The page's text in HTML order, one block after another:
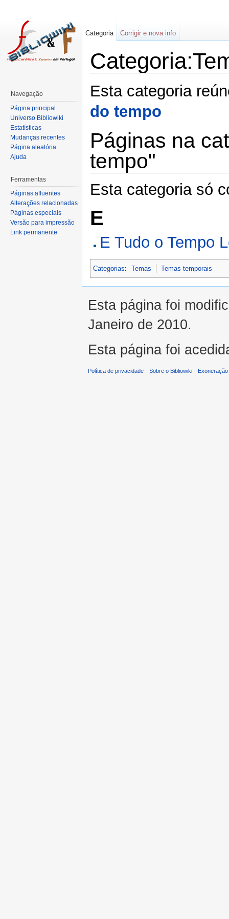
Esta categoria
do tempo
Páginas na
tempo"
Esta categoria só
E
E Tudo o Tempo
Categorias: Temas Temas temporais
Categoria Corrigir e nova info
Navegação
Página principal
Universo Bibliowiki
Estatísticas
Mudanças recentes
Página aleatória
Ajuda
Ferramentas
Páginas afluentes
Alterações relacionadas
Páginas especiais
Versão para impressão
Link permanente
Esta página foi
Janeiro de 2010.
Esta página foi
Política de privacidade Sobre o Bibliowiki